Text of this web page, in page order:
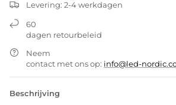
Levering: 2-4 werkdagen
60
dagen retourbeleid
Neem
contact met ons op: info@led-
Beschrijving